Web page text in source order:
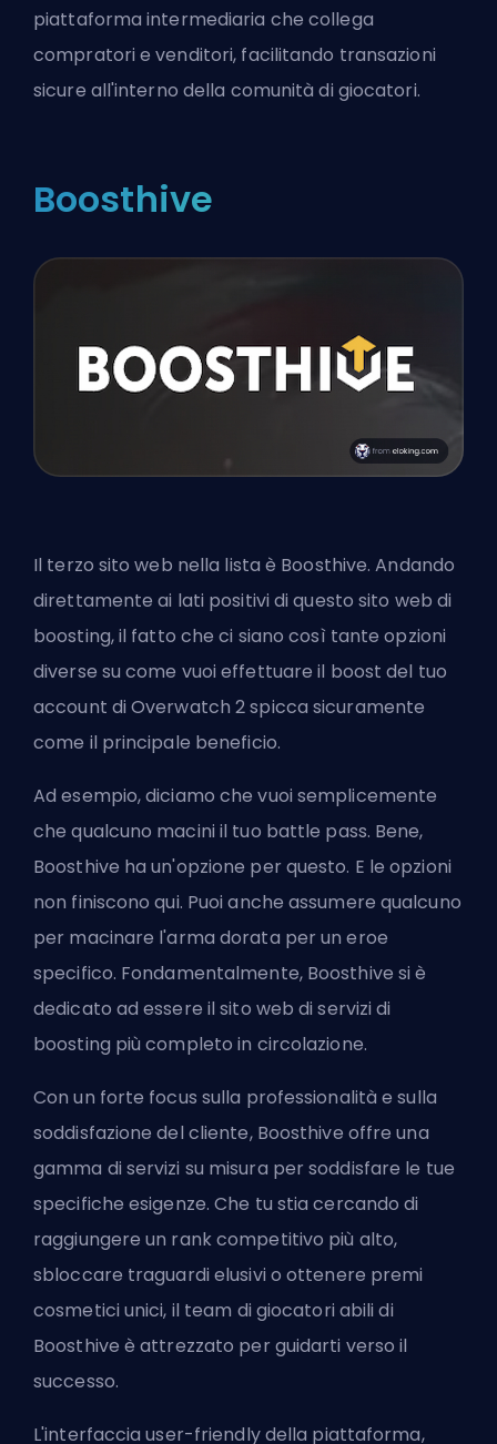
piattaforma intermediaria che collega
compratori e venditori, facilitando transazioni
sicure all'interno della comunità di giocatori.
Boosthive
Il terzo sito web nella lista è Boosthive. Andando
direttamente ai lati positivi di questo sito web di
boosting, il fatto che ci siano così tante opzioni
diverse su come vuoi effettuare il boost del tuo
account di Overwatch 2 spicca sicuramente
come il principale beneficio.
Ad esempio, diciamo che vuoi semplicemente
che qualcuno macini il tuo battle pass. Bene,
Boosthive ha un'opzione per questo. E le opzioni
non finiscono qui. Puoi anche assumere qualcuno
per macinare l'arma dorata per uneroe
specifico. Fondamentalmente, Boosthive si è
dedicato ad essere il sito web di servizi di
boosting più completo in circolazione.
Con un forte focus sulla professionalità e sulla
soddisfazione del cliente, Boosthive offre una
gamma di servizi su misura per soddisfare le tue
specifiche esigenze. Che tu stia cercando di
raggiungere un rank competitivo più alto,
sbloccare traguardi elusivi o ottenere premi
cosmetici unici, il team di giocatori abili di
Boosthive è attrezzato per guidarti verso il
successo.
L'interfaccia user-friendly della piattaforma,